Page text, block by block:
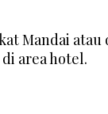
Mandai atau
area hotel.